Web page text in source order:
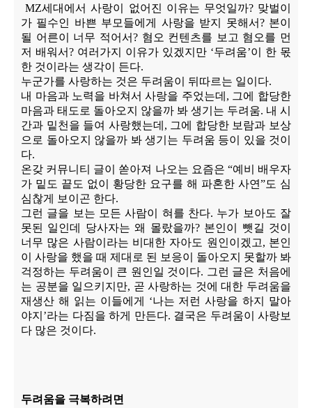
MZ세대에서 사랑이 없어진 이유는 무엇일까? 맞벌이
가 필수인 바쁜 부모들에게 사랑을 받지 못해서? 본이
될 어른이 너무 적어서? 혐오 컨텐츠를 보고 혐오를 먼
저 배워서? 여러가지 이유가 있겠지만 ‘두려움’이 한 몫
한 것이라는 생각이 든다.
누군가를 사랑하는 것은 두려움이 뒤따르는 일이다.
내 마음과 노력을 바쳐서 사랑을 주었는데 , 그에 합당한
마음과 태도로 돌아오지 않을까 봐 생기는 두려움. 내 시
간과 밑천을 들여 사랑했는데 , 그에 합당한 보람과 보상
으로 돌아오지 않을까 봐 생기는 두려움 등이 있을 것이
다.
온갖 커뮤니티 글이 쏟아져 나오는 요즘은 “예비 배우자
가 밑도 끝도 없이 황당한 요구를 해 파혼한 사연”도 심
심찮게 보이곤 한다.
그런 글을 보는 모든 사람이 혀를 찬다. 누가 보아도 잘
못된 일인데 당사자는 왜 몰랐을까? 본인이 뺏길 것이
너무 많은 사람이라는 비대한 자아도 원인이겠고, 본인
이 사랑을 했을 때 제대로 된 보응이 돌아오지 못할까 봐
걱정하는 두려움이 큰 원인일 것이다. 그런 글은 처음에
는 공분을 일으키지만, 곧 사랑하는 것에 대한 두려움을
재생산 해 읽는 이들에게 ‘나는 저런 사랑을 하지 말아
야지 ’라는 다짐을 하게 만든다. 결국은 두려움이 사랑보
다 많은 것이다.
두려움을 극복하려면